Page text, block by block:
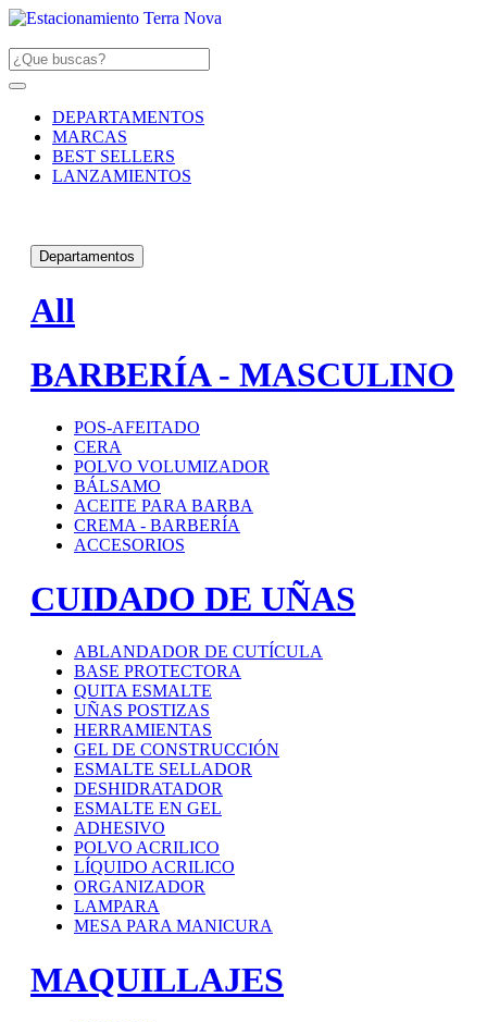
DEPARTAMENTOS
MARCAS
BEST SELLERS
LANZAMIENTOS
Departamentos
All
BARBERÍA - MASCULINO
POS-AFEITADO
CERA
POLVO VOLUMIZADOR
BÁLSAMO
ACEITE PARA BARBA
CREMA - BARBERÍA
ACCESORIOS
CUIDADO DE UÑAS
ABLANDADOR DE CUTÍCULA
BASE PROTECTORA
QUITA ESMALTE
UÑAS POSTIZAS
HERRAMIENTAS
GEL DE CONSTRUCCIÓN
ESMALTE SELLADOR
DESHIDRATADOR
ESMALTE EN GEL
ADHESIVO
POLVO ACRILICO
LÍQUIDO ACRILICO
ORGANIZADOR
LAMPARA
MESA PARA MANICURA
MAQUILLAJES